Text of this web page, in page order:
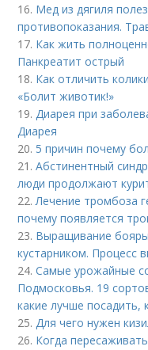
16. Мед из дягиля
противопоказания.
17. Как жить
Панкреатит острый
18. Как отличить
«Болит животик!»
19. Диарея при
Диарея
20. 5 причин почему
21.Абстинентный
люди продолжают
22. Лечение тромбоза
почему появляется
23. Выращивание
кустарником. Процесс
24.Самые урожайные
Подмосковья. 19
какие лучше посадить,
25. Для чего нужен
26. Когда